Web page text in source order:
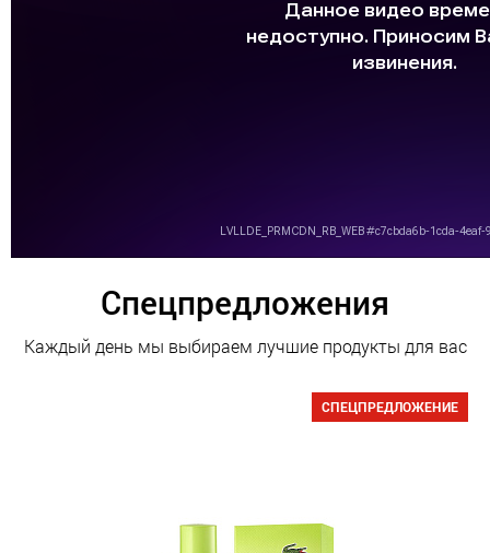
Спецпредложения
Каждый день мы выбираем лучшие продукты для вас
СПЕЦПРЕДЛОЖЕНИЕ